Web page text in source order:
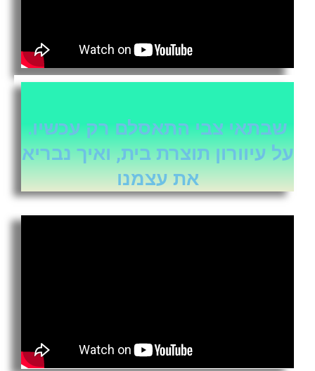
שבתאי צבי התאסלם רק עכשיו.
על עיוורון תוצרת בית, ואיך נבריא
את עצמנו